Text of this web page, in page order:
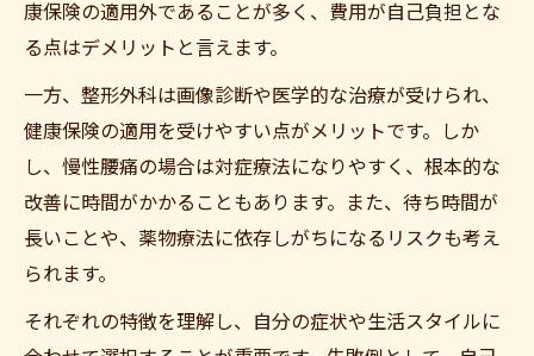
康保険の適用外であることが多く、費用が自己負担とな
る点はデメリットと言えます。
一方、整形外科は画像診断や医学的な治療が受けられ、
健康保険の適用を受けやすい点がメリットです。しか
し、慢性腰痛の場合は対症療法になりやすく、根本的な
改善に時間がかかることもあります。また、待ち時間が
長いことや、薬物療法に依存しがちになるリスクも考え
られます。
それぞれの特徴を理解し、自分の症状や生活スタイルに